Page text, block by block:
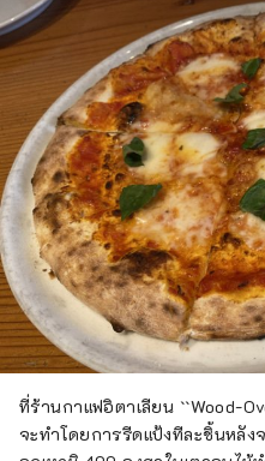
ที่ร้านกาแฟอิตาเลียน ``Wood-
จะทำโดยการรีดแป้งทีละชิ้นหลั